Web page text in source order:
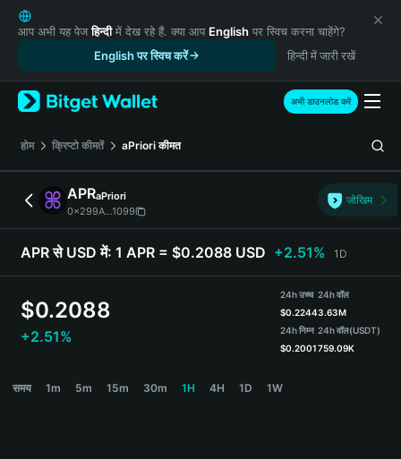
English
日本語
Русский
Español (Latinoamérica)
Türkçe
Italiano
简体中文
繁體中文
Português (Portugal)
हिन्दी
Español (Argentina)
आप अभी यह पेजहिन्दीमें देख रहे हैं. क्या आप English पर स्विच करना चाहेंगे?
English पर स्विच करें
हिन्दी में जारी रखें
अभी डाउनलोड करें
होम क्रिप्टो कीमतें aPriori कीमत
APRaPriori
0x299A...1099
जोखिम
APR से USD में: 1 APR = $0.2088 USD +2.51% 1D
$0.2088
+2.51%
24h उच्च
$0.2244
24h निम्न
$0.2001
24h वॉल
3.63M
24h वॉल(USDT)
759.09K
समय 1m 5m 15m 30m 1H 4H 1D 1W